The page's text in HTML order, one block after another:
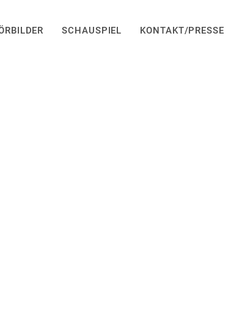
SCHAUSPIEL KONTAKT/PRESSE